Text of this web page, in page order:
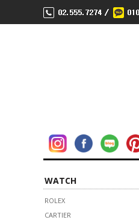
WATCH
ROLEX
CARTIER